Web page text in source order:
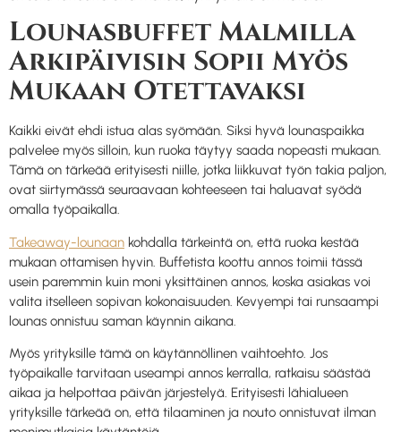
Lounasbuffet Malmilla
Arkipäivisin Sopii Myös
Mukaan Otettavaksi
Kaikki eivät ehdi istua alas syömään. Siksi hyvä lounaspaikka
palvelee myös silloin, kun ruoka täytyy saada nopeasti mukaan.
Tämä on tärkeää erityisesti niille, jotka liikkuvat työn takia paljon,
ovat siirtymässä seuraavaan kohteeseen tai haluavat syödä
omalla työpaikalla.
Takeaway-lounaan kohdalla tärkeintä on, että ruoka kestää
mukaan ottamisen hyvin. Buffetista koottu annos toimii tässä
usein paremmin kuin moni yksittäinen annos, koska asiakas voi
valita itselleen sopivan kokonaisuuden. Kevyempi tai runsaampi
lounas onnistuu saman käynnin aikana.
Myös yrityksille tämä on käytännöllinen vaihtoehto. Jos
työpaikalle tarvitaan useampi annos kerralla, ratkaisu säästää
aikaa ja helpottaa päivän järjestelyä. Erityisesti lähialueen
yrityksille tärkeää on, että tilaaminen ja nouto onnistuvat ilman